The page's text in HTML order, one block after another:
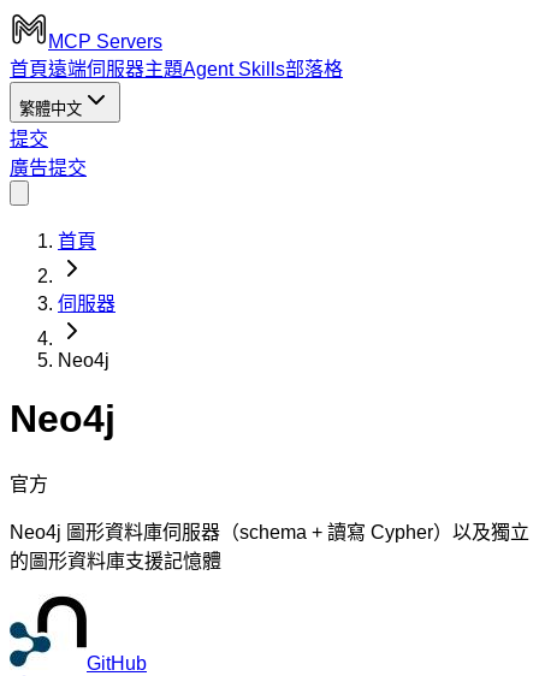
MCP Servers
首頁遠端伺服器主題Agent Skills部落格
繁體中文
提交
廣告提交
首頁
伺服器
Neo4j
Neo4j
官方
Neo4j 圖形資料庫伺服器（schema + 讀寫 Cypher）以及獨立
的圖形資料庫支援記憶體
GitHub